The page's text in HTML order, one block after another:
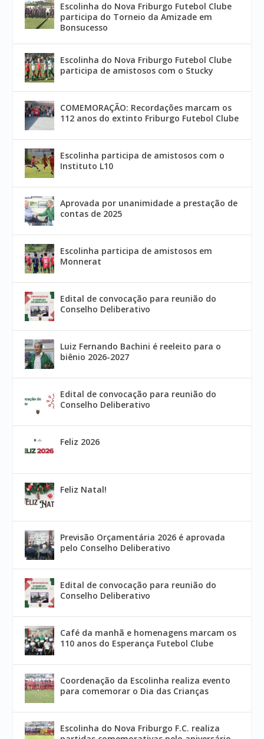
Escolinha do Nova Friburgo Futebol Clube
participa do Torneio da Amizade em
Bonsucesso
Escolinha do Nova Friburgo Futebol Clube
participa de amistosos com o Stucky
COMEMORAÇÃO: Recordações marcam os
112 anos do extinto Friburgo Futebol Clube
Escolinha participa de amistosos com o
Instituto L10
Aprovada por unanimidade a prestação de
contas de 2025
Escolinha participa de amistosos em
Monnerat
Edital de convocação para reunião do
Conselho Deliberativo
Luiz Fernando Bachini é reeleito para o
biênio 2026-2027
Edital de convocação para reunião do
Conselho Deliberativo
Feliz 2026
Feliz Natal!
Previsão Orçamentária 2026 é aprovada
pelo Conselho Deliberativo
Edital de convocação para reunião do
Conselho Deliberativo
Café da manhã e homenagens marcam os
110 anos do Esperança Futebol Clube
Coordenação da Escolinha realiza evento
para comemorar o Dia das Crianças
Escolinha do Nova Friburgo F.C. realiza